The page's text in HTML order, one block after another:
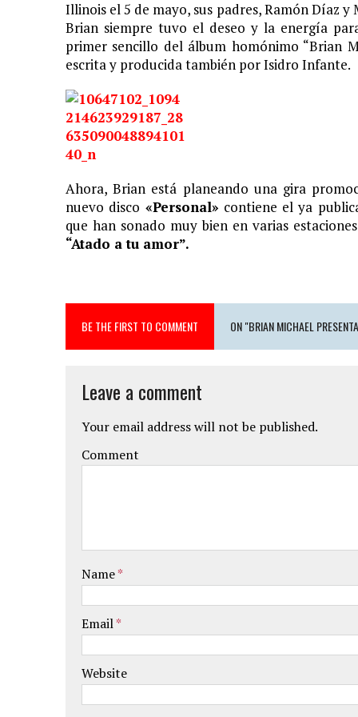
11 JUNIO, 2020 |
ARJONA CUENTA LA HISTORIA DE ¨LA MAMÁ DE
7 JUNIO, 2020 | EL COTILLEO 08/06/2020
2 FEBRERO, 2026
XIII GALA DE LOS PREMIOS
1 FEBRERO, 2026 | GANADORES XIII PREMIOS EL COTILLEO 25/26
3 FEBRERO, 2025
LOS MÁS GUAP@S 2025
2 DICIEMBRE, 2024
23 NOVIEMBRE, 2024
|
PREMIOS EL COTILLEO 24-25
28 ENERO, 2024 | LOS ARTISTAS INVITADOS
1 FEBRERO, 2025
LA NOCHE DE LOS MEJORES
Illinois el 5 de mayo, sus padres, Ramón Díaz
Brian siempre tuvo el deseo y la energía
primer sencillo del álbum homónimo “Brian
escrita y producida también por Isidro Infante.
Ahora, Brian está planeando una gira
nuevo disco «Personal» contiene el ya
que han sonado muy bien en varias
“Atado a tu amor”.
BE THE FIRST TO COMMENT ON "BRIAN MICHAEL
Leave a comment
Your email address will not be published.
Comment
Name*
Email*
Website